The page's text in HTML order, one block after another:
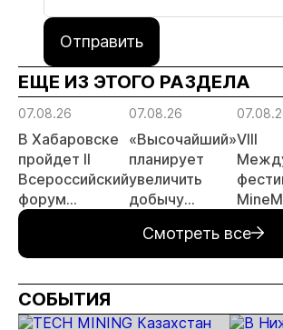
Отправить
ЕЩЕ ИЗ ЭТОГО РАЗДЕЛА
07.08.26
В Хабаровске
пройдет II
Всероссийский
форум
«Россыпное
России»
07.08.26
«Высочайший»
планирует
увеличить
добычу
тонн в 2026
году
VIII
заявок
Смотреть все
СОБЫТИЯ